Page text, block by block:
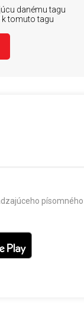
danému tagu
k tomuto tagu